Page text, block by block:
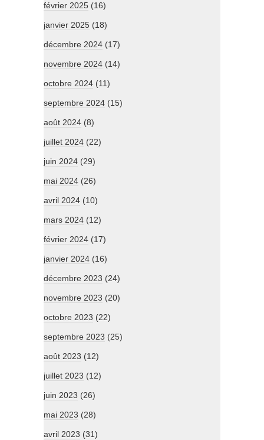
février 2025 (16)
janvier 2025 (18)
décembre 2024 (17)
novembre 2024 (14)
octobre 2024 (11)
septembre 2024 (15)
août 2024 (8)
juillet 2024 (22)
juin 2024 (29)
mai 2024 (26)
avril 2024 (10)
mars 2024 (12)
février 2024 (17)
janvier 2024 (16)
décembre 2023 (24)
novembre 2023 (20)
octobre 2023 (22)
septembre 2023 (25)
août 2023 (12)
juillet 2023 (12)
juin 2023 (26)
mai 2023 (28)
avril 2023 (31)